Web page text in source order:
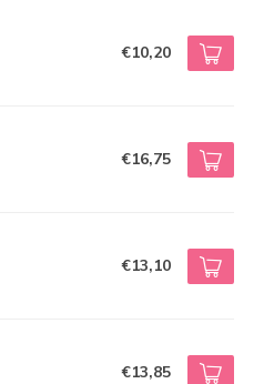
€10,20
€16,75
€13,10
€13,85